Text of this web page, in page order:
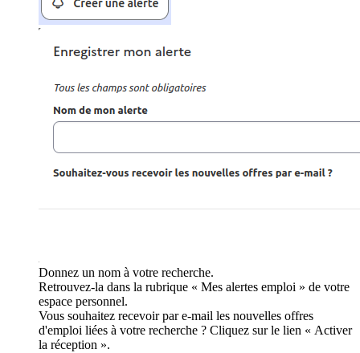
Donnez un nom à votre recherche.
Retrouvez-la dans la rubrique « Mes alertes emploi » de votre
espace personnel.
Vous souhaitez recevoir par e-mail les nouvelles offres
d'emploi liées à votre recherche ? Cliquez sur le lien « Activer
la réception ».